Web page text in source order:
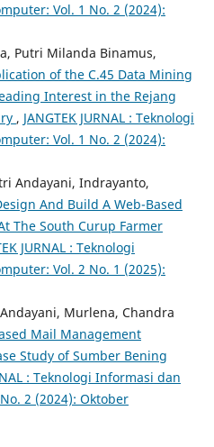
Vol. 1 No. 2 (2024):
Putri Milanda Binamus,
of the C.45 Data Mining
Interest in the Rejang
, JANGTEK JURNAL : Teknologi
Vol. 1 No. 2 (2024):
Andayani, Indrayanto,
And Build A Web-Based
The South Curup Farmer
JURNAL : Teknologi
Vol. 2 No. 1 (2025):
Murlena, Chandra
Mail Management
Study of Sumber Bening
: Teknologi Informasi dan
2 (2024): Oktober